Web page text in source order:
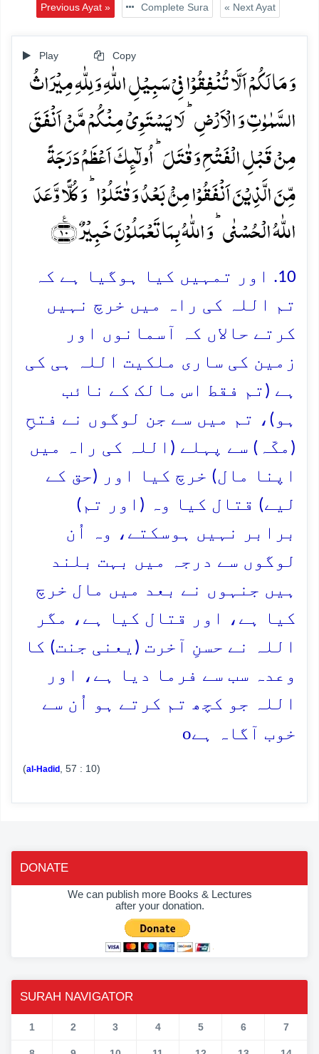
Previous Ayat » Complete Sura « Next Ayat
Play Copy
وَ مَا لَکُمۡ اَلَّا تُنۡفِقُوۡا فِیۡ سَبِیۡلِ اللّٰہِ وَ لِلّٰہِ مِیۡرَاثُ
السَّمٰوٰتِ وَ الۡاَرۡضِ ؕ لَا یَسۡتَوِیۡ مِنۡکُمۡ مَّنۡ اَنۡفَقَ
مِنۡ قَبۡلِ الۡفَتۡحِ وَ قٰتَلَ ؕ اُولٰٓئِکَ اَعۡظَمُ دَرَجَۃً
مِّنَ الَّذِیۡنَ اَنۡفَقُوۡا مِنۡۢ بَعۡدُ وَ قٰتَلُوۡا ؕ وَ کُلًّا وَّعَدَ
اللّٰہُ الۡحُسۡنٰی ؕ وَ اللّٰہُ بِمَا تَعۡمَلُوۡنَ خَبِیۡرٌ ﴿٪۱۰﴾
10. اور تمہیں کیا ہوگیا ہے کہ
تم اللہ کی راہ میں خرچ نہیں
کرتے حالاں کہ آسمانوں اور
زمین کی ساری ملکیت اللہ ہی کی
ہے (تم فقط اس مالک کے نائب
ہو)، تم میں سے جن لوگوں نے فتحِ
(مکّہ) سے پہلے (اللہ کی راہ میں
اپنا مال) خرچ کیا اور (حق کے
لیے) قتال کیا وہ (اور تم)
برابر نہیں ہوسکتے، وہ اُن
لوگوں سے درجہ میں بہت بلند
ہیں جنہوں نے بعد میں مال خرچ
کیا ہے، اور قتال کیا ہے، مگر
اللہ نے حسنِ آخرت (یعنی جنت) کا
وعدہ سب سے فرما دیا ہے، اور
اللہ جو کچھ تم کرتے ہو اُن سے
خوب آگاہ ہےo
(al-Hadid , 57 : 10)
DONATE
We can publish more Books & Lectures
after your donation.
SURAH NAVIGATOR
1 2 3 4 5 6 7